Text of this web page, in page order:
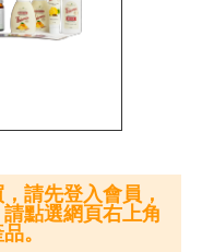
請先登入會員，
點選網頁右上角
。